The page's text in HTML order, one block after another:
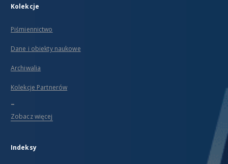
Kolekcje
Piśmiennictwo
Dane i obiekty naukowe
Archiwalia
Kolekcje Partnerów
...
Zobacz więcej
Indeksy